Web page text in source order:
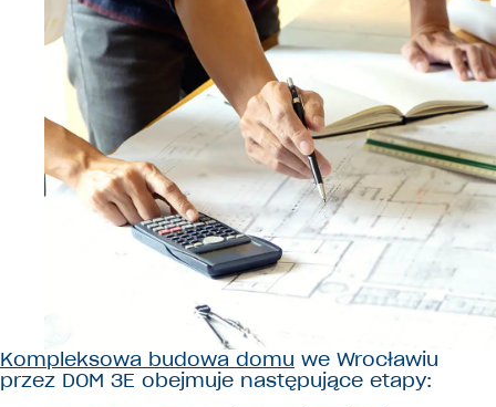
Kompleksowa budowa domu we Wrocławiu
przez DOM 3E obejmuje następujące etapy: